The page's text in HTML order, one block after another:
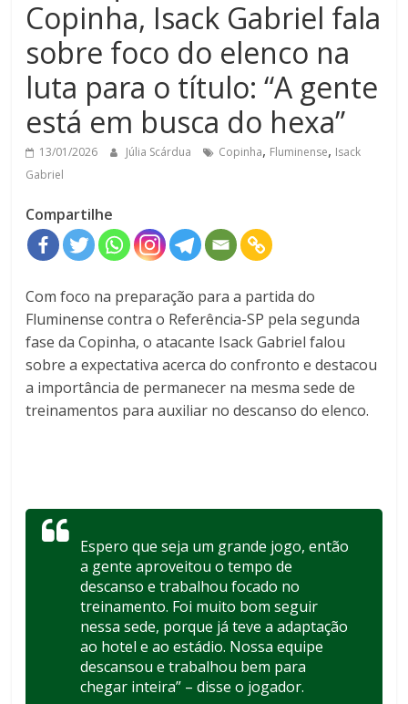
Copinha, Isack Gabriel fala
sobre foco do elenco na
luta para o título: “A gente
está em busca do hexa”
13/01/2026 Júlia Scárdua Copinha, Fluminense, Isack
Gabriel
Compartilhe
Com foco na preparação para a partida do
Fluminense contra o Referência-SP pela segunda
fase da Copinha, o atacante Isack Gabriel falou
sobre a expectativa acerca do confronto e destacou
a importância de permanecer na mesma sede de
treinamentos para auxiliar no descanso do elenco.
Espero que seja um grande jogo, então
a gente aproveitou o tempo de
descanso e trabalhou focado no
treinamento. Foi muito bom seguir
nessa sede, porque já teve a adaptação
ao hotel e ao estádio. Nossa equipe
descansou e trabalhou bem para
chegar inteira” – disse o jogador.